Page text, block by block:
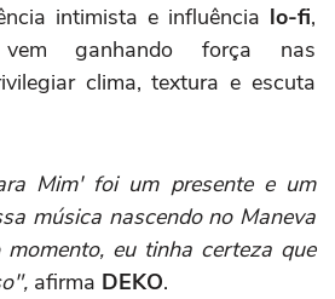
intimista e influência lo-fi,
ganhando força nas
clima, textura e escuta
Mim' foi um presente e um
música nascendo no Maneva
momento, eu tinha certeza que
afirma DEKO.